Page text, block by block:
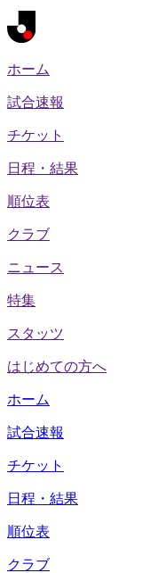
ホーム
試合速報
チケット
日程・結果
順位表
クラブ
ニュース
特集
スタッツ
はじめての方へ
ホーム
試合速報
チケット
日程・結果
順位表
クラブ